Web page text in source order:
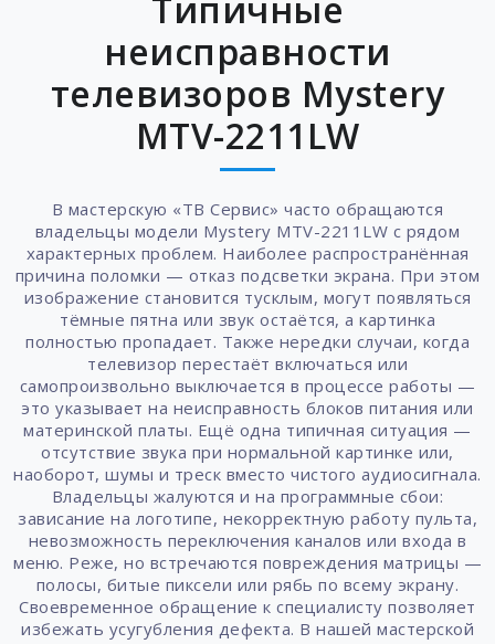
Типичные
неисправности
телевизоров Mystery
MTV-2211LW
В мастерскую «ТВ Сервис» часто обращаются
владельцы модели Mystery MTV-2211LW с рядом
характерных проблем. Наиболее распространённая
причина поломки — отказ подсветки экрана. При этом
изображение становится тусклым, могут появляться
тёмные пятна или звук остаётся, а картинка
полностью пропадает. Также нередки случаи, когда
телевизор перестаёт включаться или
самопроизвольно выключается в процессе работы —
это указывает на неисправность блоков питания или
материнской платы. Ещё одна типичная ситуация —
отсутствие звука при нормальной картинке или,
наоборот, шумы и треск вместо чистого аудиосигнала.
Владельцы жалуются и на программные сбои:
зависание на логотипе, некорректную работу пульта,
невозможность переключения каналов или входа в
меню. Реже, но встречаются повреждения матрицы —
полосы, битые пиксели или рябь по всему экрану.
Своевременное обращение к специалисту позволяет
избежать усугубления дефекта. В нашей мастерской